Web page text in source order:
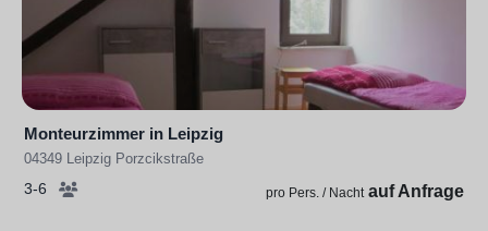
Monteurzimmer in Leipzig
04349 Leipzig Porzcikstraße
3-6 pro Pers. / Nacht auf Anfrage